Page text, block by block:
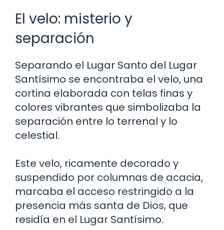
El velo: misterio y
separación
Separando el Lugar Santo del Lugar
Santísimo se encontraba el velo, una
cortina elaborada con telas finas y
colores vibrantes que simbolizaba la
separación entre lo terrenal y lo
celestial.
Este velo, ricamente decorado y
suspendido por columnas de acacia,
marcaba el acceso restringido a la
presencia más santa de Dios, que
residía en el Lugar Santísimo.